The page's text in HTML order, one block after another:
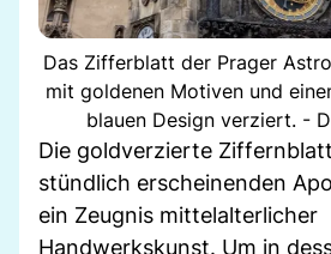
Das Zifferblatt der Prager
mit goldenen Motiven und
blauen Design verziert. -
Die goldverzierte
stündlich erscheinenden
ein Zeugnis mittelalterlicher
Handwerkskunst. Um in